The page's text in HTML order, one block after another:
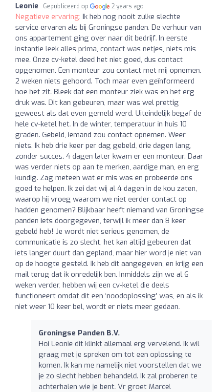
Leonie Gepubliceerd op 2 years ago
Negatieve ervaring: Ik heb nog nooit zulke slechte
service ervaren als bij Groningse panden. De verhuur van
ons appartement ging over naar dit bedrijf. In eerste
instantie leek alles prima, contact was netjes, niets mis
mee. Onze cv-ketel deed het niet goed, dus contact
opgenomen. Een monteur zou contact met mij opnemen.
2 weken niets gehoord. Toch maar even geïnformeerd
hoe het zit. Bleek dat een monteur ziek was en het erg
druk was. Dit kan gebeuren, maar was wel prettig
geweest als dat even gemeld werd. Uiteindelijk begaf de
hele cv-ketel het. In de winter, temperatuur in huis 10
graden. Gebeld, iemand zou contact opnemen. Weer
niets. Ik heb drie keer per dag gebeld, drie dagen lang,
zonder succes. 4 dagen later kwam er een monteur. Daar
was verder niets op aan te merken, aardige man, en erg
kundig. Zag meteen wat er mis was en probeerde ons
goed te helpen. Ik zei dat wij al 4 dagen in de kou zaten,
waarop hij vroeg waarom we niet eerder contact op
hadden genomen? Blijkbaar heeft niemand van Groningse
panden iets doorgegeven, terwijl ik meer dan 8 keer
gebeld heb! Je wordt niet serieus genomen, de
communicatie is zo slecht, het kan altijd gebeuren dat
iets langer duurt dan gepland, maar hier word je niet van
op de hoogte gesteld. Ik heb dit aangegeven, en krijg een
mail terug dat ik onredelijk ben. Inmiddels zijn we al 6
weken verder, hebben wij een cv-ketel die deels
functioneert omdat dit een ‘noodoplossing’ was, en als ik
niet weer 10 keer bel, wordt er niets meer gedaan.
Groningse Panden B.V.
Hoi Leonie dit klinkt allemaal erg vervelend. Ik wil
graag met je spreken om tot een oplossing te
komen. Ik kan me namelijk niet voorstellen dat we
je zo slecht hebben behandeld. Ik zal proberen te
achterhalen wie je bent. Vr groet Marcel